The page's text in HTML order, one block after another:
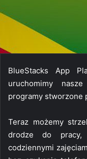
BlueStacks App
uruchomimy
programy stworzone
Teraz możemy
drodze do
codziennymi